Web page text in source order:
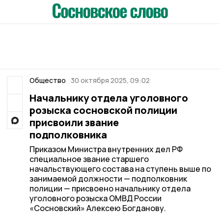
Общество 30 октября 2025, 09:02
Начальнику отдела уголовного
розыска сосновской полиции
присвоили звание
подполковника
Приказом Министра внутренних дел РФ
специальное звание старшего
начальствующего состава на ступень выше по
занимаемой должности — подполковник
полиции — присвоено начальнику отдела
уголовного розыска ОМВД России
«Сосновский» Алексею Богданову.